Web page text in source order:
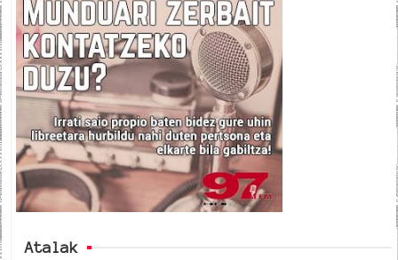
c
e
b
o
o
i
t
t
e
e
d
Atalak